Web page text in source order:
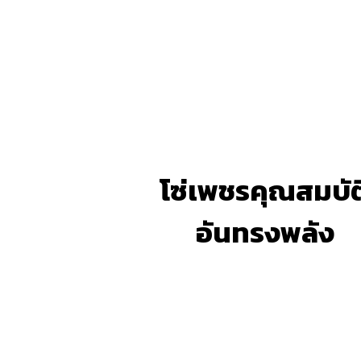
โซ่เพชรคุณสมบั
อันทรงพลัง